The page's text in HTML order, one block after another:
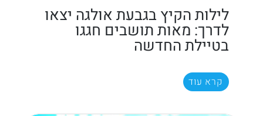
לילות הקיץ בגבעת אולגה יצאו
לדרך: מאות תושבים חגגו
בטיילת החדשה
קרא עוד